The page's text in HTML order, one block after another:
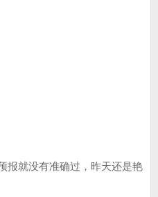
报就没有准确过，昨天还是艳